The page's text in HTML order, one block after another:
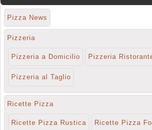
Pizza News
Pizzeria
Pizzeria a Domicilio Pizzeria
Pizzeria al Taglio
Ricette Pizza
Ricette Pizza Rustica Ricette Pizza